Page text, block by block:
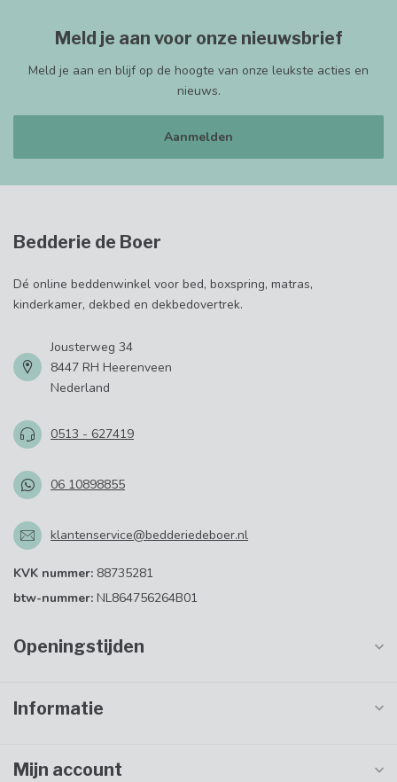
Meld je aan voor onze nieuwsbrief
Meld je aan en blijf op de hoogte van onze leukste acties en
nieuws.
Aanmelden
Bedderie de Boer
Dé online beddenwinkel voor bed, boxspring, matras,
kinderkamer, dekbed en dekbedovertrek.
Jousterweg 34
8447 RH Heerenveen
Nederland
0513 - 627419
06 10898855
klantenservice@bedderiedeboer.nl
KVK nummer: 88735281
btw-nummer: NL864756264B01
Openingstijden
Informatie
Mijn account